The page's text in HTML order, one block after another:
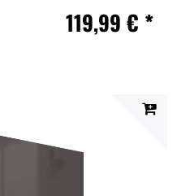
119,99 € *